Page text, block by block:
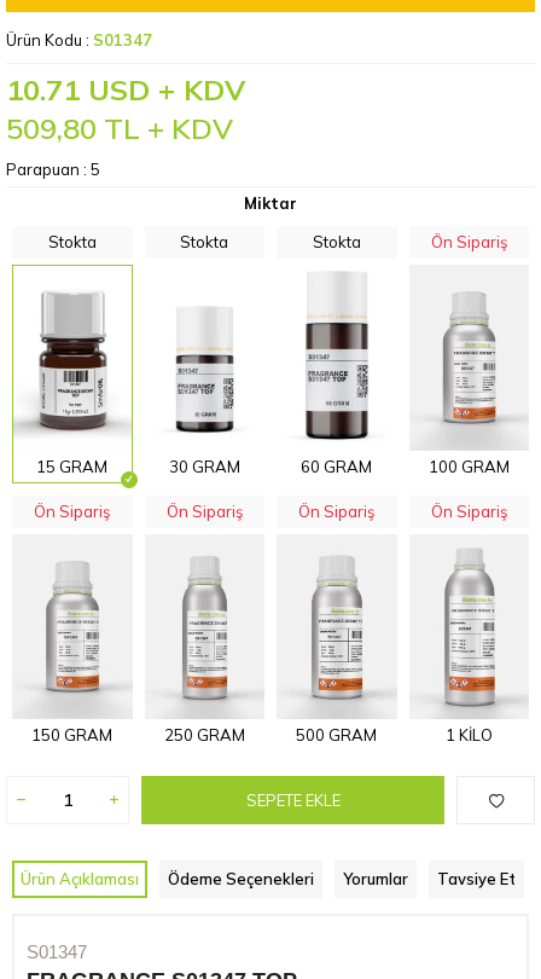
Ürün Kodu : S01347
10.71 USD + KDV
509,80 TL + KDV
Parapuan : 5
Miktar
Stokta
15 GRAM
Stokta
30 GRAM
Stokta
60 GRAM
Ön Sipariş
100 GRAM
Ön Sipariş
150 GRAM
Ön Sipariş
250 GRAM
Ön Sipariş
500 GRAM
Ön Sipariş
1 KİLO
SEPETE EKLE
Ürün Açıklaması Ödeme Seçenekleri Yorumlar Tavsiye Et
S01347